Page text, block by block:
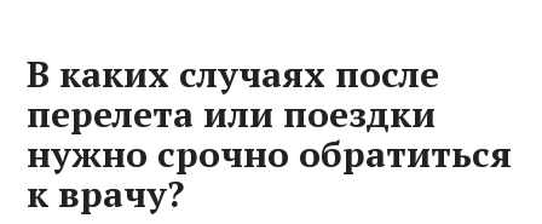
В каких случаях после
перелета или поездки
нужно срочно обратиться
к врачу?